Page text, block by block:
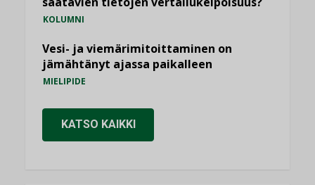
KOLUMNI
Vesi- ja viemärimitoittaminen on
jämähtänyt ajassa paikalleen
MIELIPIDE
KATSO KAIKKI